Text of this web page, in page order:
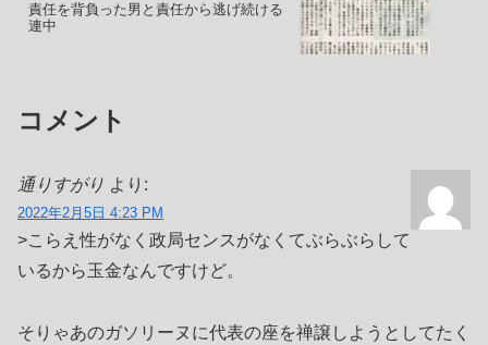
責任を背負った男と責任から逃げ続ける
連中
コメント
通りすがり より:
2022年2月5日 4:23 PM
>こらえ性がなく政局センスがなくてぶらぶらして
いるから玉金なんですけど。
そりゃあのガソリーヌに代表の座を禅譲しようとしてたく